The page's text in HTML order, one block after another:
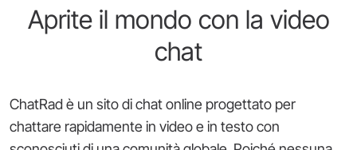
Aprite il mondo con la video
chat
ChatRad è un sito di chat online progettato per
chattare rapidamente in video e in testo con